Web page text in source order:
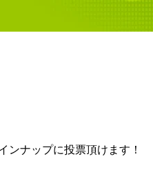
ンナップに投票頂けます！